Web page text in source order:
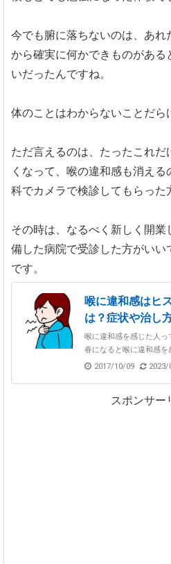
今でも腑に落ちないのは、あ
から確実に何かできものがあ
いだったんですね。
体のことはわからないことだら
ただ言えるのは、たったこれ
くなって、喉の違和感も消え
科でカメラで検診してもらった
その時は、なるべく新しく開
備した病院で受診した方がい
です。
喉に違和感はヒ
は？症状や治し
喉に違和感を感じた人
春になると喉に違和感を
2017/10/09
2023/
スポンサー